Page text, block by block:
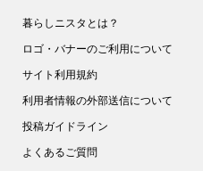
暮らしニスタとは？
ロゴ・バナーのご利用について
サイト利用規約
利用者情報の外部送信について
投稿ガイドライン
よくあるご質問